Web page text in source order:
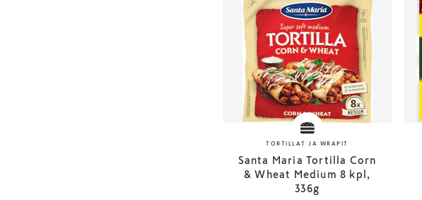
TORTILLAT JA WRAPIT
Santa Maria Tortilla Corn
& Wheat Medium 8 kpl,
336g